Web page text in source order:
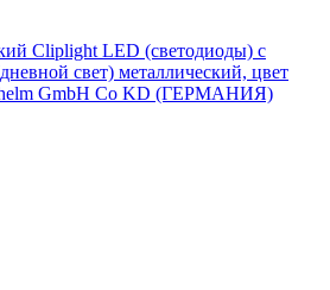
Cliplight LED (светодиоды) с
свет) металлический, цвет
GmbH Co KD (ГЕРМАНИЯ)